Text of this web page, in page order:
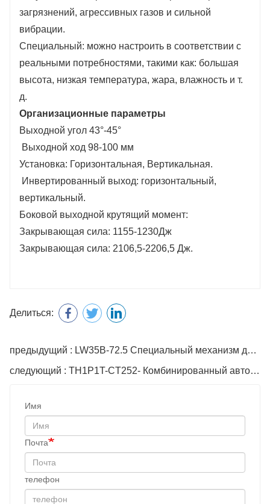
загрязнений, агрессивных газов и сильной
вибрации.
Специальный: можно настроить в соответствии с
реальными потребностями, такими как: большая
высота, низкая температура, жара, влажность и т.
д.
Организационные параметры
Выходной угол 43°-45°
Выходной ход 98-100 мм
Установка: Горизонтальная, Вертикальная.
Инвертированный выход: горизонтальный,
вертикальный.
Боковой выходной крутящий момент:
Закрывающая сила: 1155-1230Дж
Закрывающая сила: 2106,5-2206,5 Дж.
Делиться:
предыдущий : LW35B-72.5 Специальный механизм для автоматического выключателя
следующий : TH1P1T-CT252- Комбинированный автоматический выключатель 1P1T
Имя
Почта
телефон